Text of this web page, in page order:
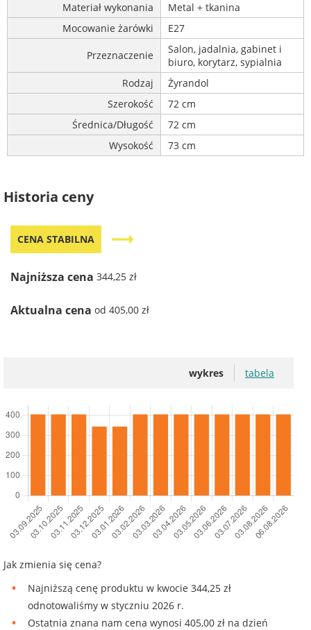
Materiał wykonania
Metal + tkanina
Mocowanie żarówki
E27
Przeznaczenie
Salon, jadalnia, gabinet i
biuro, korytarz, sypialnia
Rodzaj
Żyrandol
Szerokość
72 cm
Średnica/Długość
72 cm
Wysokość
73 cm
Historia ceny
CENA STABILNA trending_flat
Najniższa cena 344,25 zł
Aktualna cena od 405,00 zł
wykres tabela
Jak zmienia się cena?
Najniższą cenę produktu w kwocie 344,25 zł
odnotowaliśmy w styczniu 2026 r.
Ostatnia znana nam cena wynosi 405,00 zł na dzień